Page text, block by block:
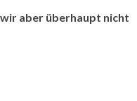
aber überhaupt nicht